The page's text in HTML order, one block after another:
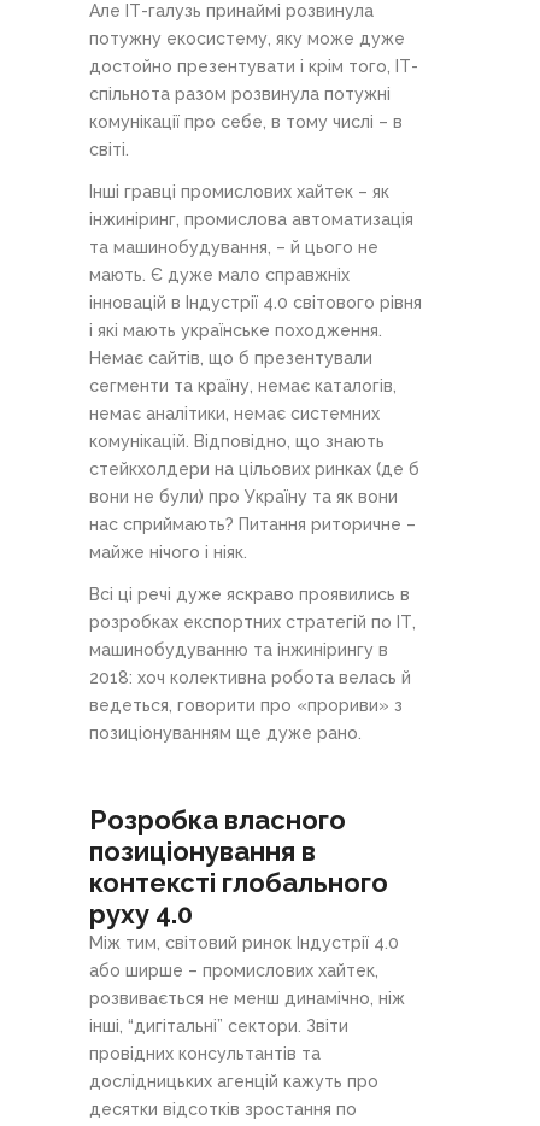
Але ІТ-галузь принаймі розвинула
потужну екосистему, яку може дуже
достойно презентувати і крім того, ІТ-
спільнота разом розвинула потужні
комунікації про себе, в тому числі – в
світі.
Інші гравці промислових хайтек – як
інжиніринг, промислова автоматизація
та машинобудування, – й цього не
мають. Є дуже мало справжніх
інновацій в Індустрії 4.0 світового рівня
і які мають українське походження.
Немає сайтів, що б презентували
сегменти та країну, немає каталогів,
немає аналітики, немає системних
комунікацій. Відповідно, що знають
стейкхолдери на цільових ринках (де б
вони не були) про Україну та як вони
нас сприймають? Питання риторичне –
майже нічого і ніяк.
Всі ці речі дуже яскраво проявились в
розробках експортних стратегій по ІТ,
машинобудуванню та інжинірингу в
2018: хоч колективна робота велась й
ведеться, говорити про «прориви» з
позиціонуванням ще дуже рано.
Розробка власного
позиціонування в
контексті глобального
руху 4.0
Між тим, світовий ринок Індустрії 4.0
або ширше – промислових хайтек,
розвивається не менш динамічно, ніж
інші, “дигітальні” сектори. Звіти
провідних консультантів та
дослідницьких агенцій кажуть про
десятки відсотків зростання по